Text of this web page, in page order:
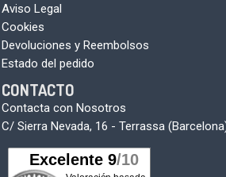
Aviso Legal
Cookies
Devoluciones y Reembolsos
Estado del pedido
CONTACTO
Contacta con Nosotros
C/ Sierra Nevada, 16 - Terrassa